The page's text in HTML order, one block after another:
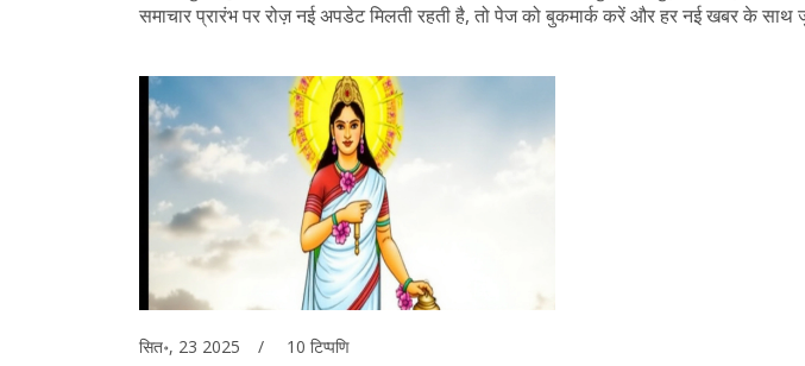
समाचार प्रारंभ पर रोज़ नई अपडेट मिलती रहती है, तो पेज को बुकमार्क करें और हर नई खबर के साथ
सित॰, 23 2025 10 टिप्पणि